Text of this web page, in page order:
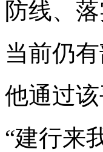
防线、
当前仍
他通过
“建行来